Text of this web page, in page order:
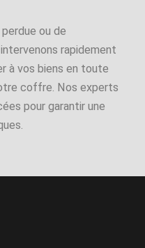
ou de
rapidement
à vos biens en toute
coffre. Nos experts
pour garantir une